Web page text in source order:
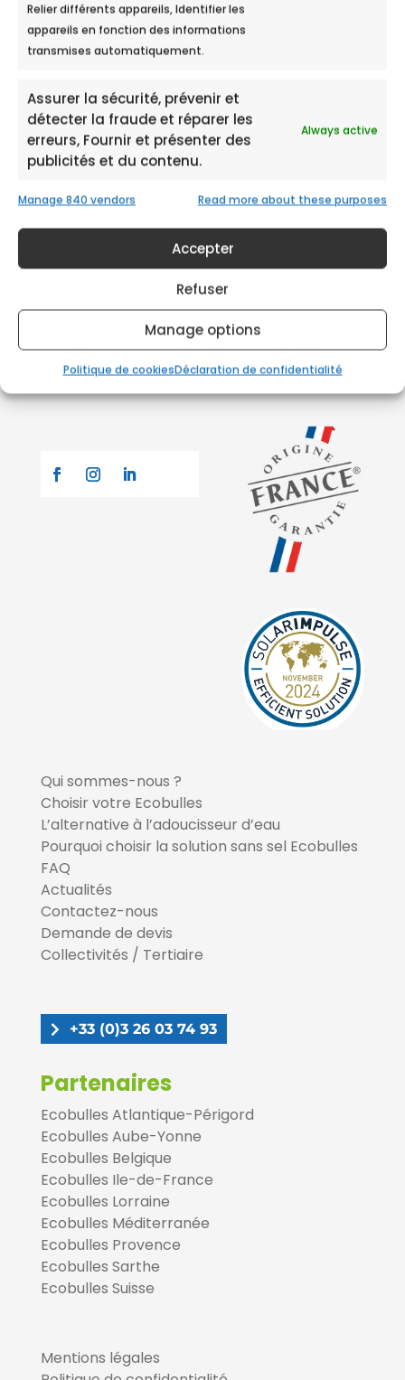
Relier différents appareils, Identifier les
appareils en fonction des informations
transmises automatiquement.
Assurer la sécurité, prévenir et
détecter la fraude et réparer les
erreurs, Fournir et présenter des
publicités et du contenu.
Always active
Manage 840 vendors Read more about these purposes
Accepter
Refuser
Manage options
Politique de cookiesDéclaration de confidentialité
Peut-on boire l’eau d’un
adoucisseur ? Ce qu’il faut savoir
quand un adoucisseur traite l’eau Eau...
Qui sommes-nous ?
Choisir votre Ecobulles
L’alternative à l’adoucisseur d’eau
Pourquoi choisir la solution sans sel Ecobulles
FAQ
Actualités
Contactez-nous
Demande de devis
Collectivités / Tertiaire
+33 (0)3 26 03 74 93
Partenaires
Ecobulles Atlantique-Périgord
Ecobulles Aube-Yonne
Ecobulles Belgique
Ecobulles Ile-de-France
Ecobulles Lorraine
Ecobulles Méditerranée
Ecobulles Provence
Ecobulles Sarthe
Ecobulles Suisse
Mentions légales